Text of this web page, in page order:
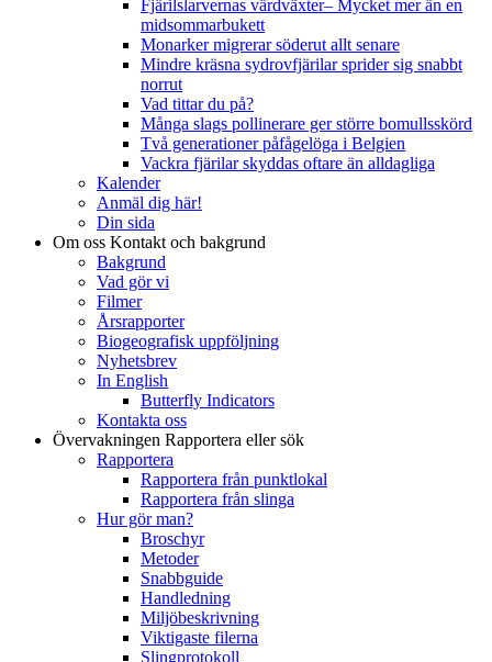
Fjärilslarvernas värdväxter– Mycket mer än en
midsommarbukett
Monarker migrerar söderut allt senare
Mindre kräsna sydrovfjärilar sprider sig snabbt
norrut
Vad tittar du på?
Många slags pollinerare ger större bomullsskörd
Två generationer påfågelöga i Belgien
Vackra fjärilar skyddas oftare än alldagliga
Kalender
Anmäl dig här!
Din sida
Om oss Kontakt och bakgrund
Bakgrund
Vad gör vi
Filmer
Årsrapporter
Biogeografisk uppföljning
Nyhetsbrev
In English
Butterfly Indicators
Kontakta oss
Övervakningen Rapportera eller sök
Rapportera
Rapportera från punktlokal
Rapportera från slinga
Hur gör man?
Broschyr
Metoder
Snabbguide
Handledning
Miljöbeskrivning
Viktigaste filerna
Slingprotokoll